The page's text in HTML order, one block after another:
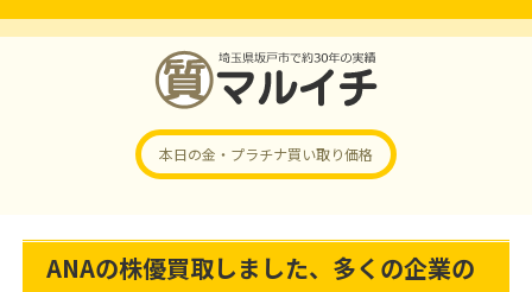
本日の金・プラチナ買い取り価格
ANAの株優買取しました、多くの企業の